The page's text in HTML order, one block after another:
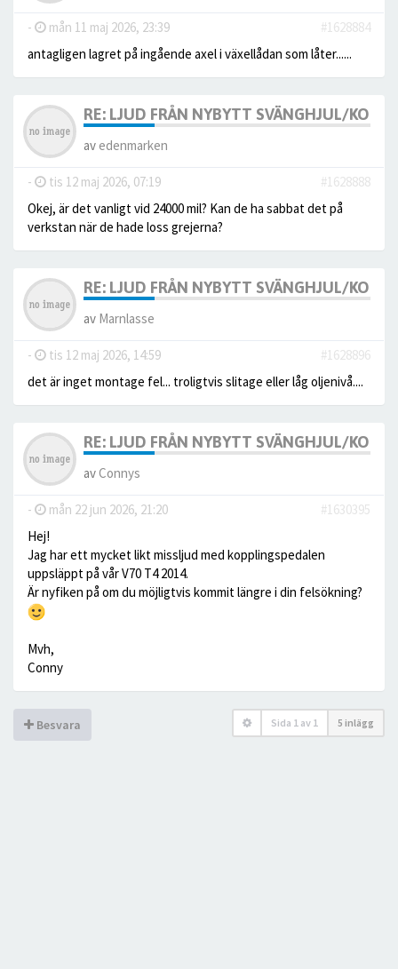
- mån 11 maj 2026, 23:39
#1628884
antagligen lagret på ingående axel i växellådan som låter......
RE: LJUD FRÅN NYBYTT SVÄNGHJUL/
av edenmarken
- tis 12 maj 2026, 07:19
#1628888
Okej, är det vanligt vid 24000 mil? Kan de ha sabbat det på
verkstan när de hade loss grejerna?
RE: LJUD FRÅN NYBYTT SVÄNGHJUL/
av Marnlasse
- tis 12 maj 2026, 14:59
#1628896
det är inget montage fel... troligtvis slitage eller låg oljenivå....
RE: LJUD FRÅN NYBYTT SVÄNGHJUL/
avConnys
- mån 22 jun 2026, 21:20
#1630395
Hej!
Jag har ett mycket likt missljud med kopplingspedalen
uppsläppt på vår V70 T4 2014.
Är nyfiken på om du möjligtvis kommit längre i din felsökning?
Mvh,
Conny
Besvara Sida 1 av 1 5 inlägg